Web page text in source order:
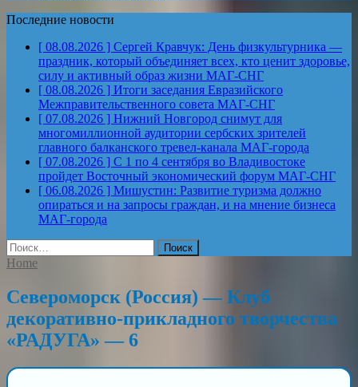
Последние новости
[ 08.08.2026 ] Сергей Кравчук: День физкультурника —
праздник, который объединяет всех, кто ценит здоровье,
силу и активный образ жизни МАГ-СНГ
[ 08.08.2026 ] Итоги заседания Евразийского
Межправительственного совета МАГ-СНГ
[ 07.08.2026 ] Нижний Новгород снимут для
многомиллионной аудитории сербских зрителей
главного балканского тревел-канала МАГ-города
[ 07.08.2026 ] С 1 по 4 сентября во Владивостоке
пройдет Восточный экономический форум МАГ-СНГ
[ 06.08.2026 ] Мишустин: Развитие туризма должно
опираться и на запросы граждан, и на мнение бизнеса
МАГ-города
Найти:
Home
Североморск (Россия) — Клуб
декоративно-прикладного творчества
«РАДУГА» — 6